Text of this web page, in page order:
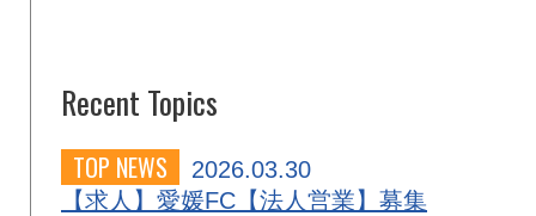
Recent Topics
TOP NEWS
2026.03.30
【求人】愛媛FC【法人営業】募集